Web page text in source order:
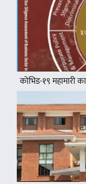
कोभिड-१९ महामारी